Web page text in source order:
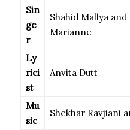
Sin
ge
r
Shahid Mallya
Marianne
Ly
rici
st
Anvita Dutt
Mu
sic
Shekhar Ravjiani